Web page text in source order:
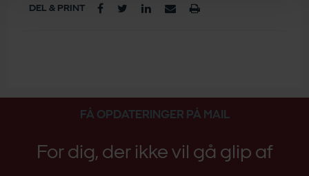
DEL & PRINT
FÅ OPDATERINGER PÅ MAIL
For dig, der ikke vil gå glip af